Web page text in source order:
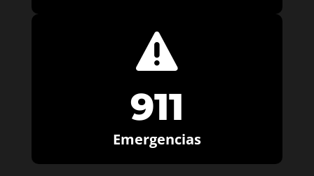

911
Emergencias